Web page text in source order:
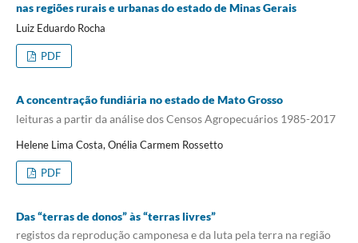
nas regiões rurais e urbanas do estado de Minas Gerais
Luiz Eduardo Rocha
PDF
A concentração fundiária no estado de Mato Grosso
leituras a partir da análise dos Censos Agropecuários 1985-2017
Helene Lima Costa, Onélia Carmem Rossetto
PDF
Das “terras de donos” às “terras livres”
registos da reprodução camponesa e da luta pela terra na região